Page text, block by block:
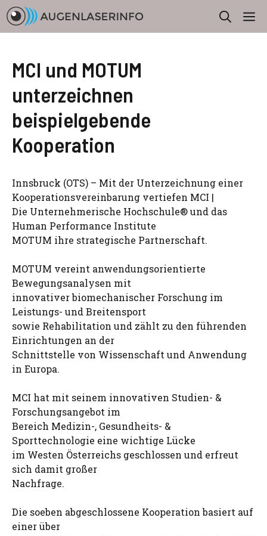
Zum
Inhalt
springen
MCI und MOTUM
unterzeichnen
beispielgebende
Kooperation
Innsbruck (OTS) – Mit der Unterzeichnung einer
Kooperationsvereinbarung vertiefen MCI |
Die Unternehmerische Hochschule® und das
Human Performance Institute
MOTUM ihre strategische Partnerschaft.
MOTUM vereint anwendungsorientierte
Bewegungsanalysen mit
innovativer biomechanischer Forschung im
Leistungs- und Breitensport
sowie Rehabilitation und zählt zu den führenden
Einrichtungen an der
Schnittstelle von Wissenschaft und Anwendung
in Europa.
MCI hat mit seinem innovativen Studien- &
Forschungsangebot im
Bereich Medizin-, Gesundheits- &
Sporttechnologie eine wichtige Lücke
im Westen Österreichs geschlossen und erfreut
sich damit großer
Nachfrage.
Die soeben abgeschlossene Kooperation basiert auf
einer über